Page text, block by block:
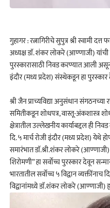
गुहागर : रत्नागिरीचे सुपुत्र श्री स्वामी
अध्यक्ष डाॅ. शंकर लोकरे (आण्णाजी) यांची
पुरस्कारासाठी निवड करण्यात आली
इंदौर (मध्य प्रदेश) संस्थेकडून हा
श्री जैन प्राच्यविद्या अनुसंधान संगठनच्या
समितीकडून शोधपत्र, वास्तू-अंकशास्त्र
क्षेत्रातील उल्लेखनीय कार्याबद्दल ही
दि. ५ मार्च रोजी इंदौर (मध्य प्रदेश) येथे
समारंभात डाॅ.श्री.शंकर लोकरे (आण्णाजी)
शिरोमणी” हा सर्वोच्च पुरस्कार देवून
भारतातील सर्वोच्च ५ विद्वान व्यक्तींनाच
विद्वानांमध्ये डाॅ.शंकर लोकरे